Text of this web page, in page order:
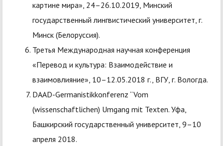
картине мира», 24–26.10.2019, Минский
государственный лингвистический университет, г.
Минск (Белоруссия).
Третья Международная научная конференция
«Перевод и культура: Взаимодействие и
взаимовлияние», 10–12.05.2018 г., ВГУ, г. Вологда.
DAAD-Germanistikkonferenz “Vom
(wissenschaftlichen) Umgang mit Texten. Уфа,
Башкирский государственный университет, 9–10
апреля 2018.